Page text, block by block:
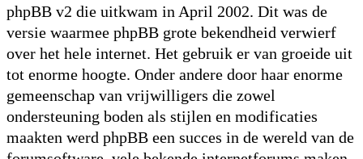
phpBB v2 die uitkwam in April 2002. Dit was de
versie waarmee phpBB grote bekendheid verwierf
over het hele internet. Het gebruik er van groeide uit
tot enorme hoogte. Onder andere door haar enorme
gemeenschap van vrijwilligers die zowel
ondersteuning boden als stijlen en modificaties
maakten werd phpBB een succes in de wereld van de